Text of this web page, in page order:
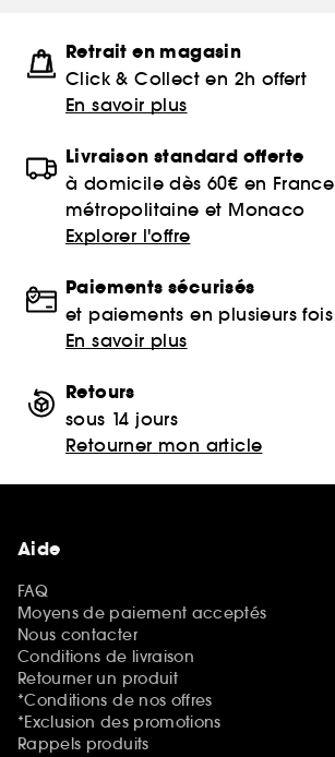
Retrait en magasin
Click & Collect en 2h offert
En savoir plus
Livraison standard offerte
à domicile dès 60€ en France
métropolitaine et Monaco
Explorer l'offre
Paiements sécurisés
et paiements en plusieurs fois
En savoir plus
Retours
sous 14 jours
Retourner mon article
Aide
FAQ
Moyens de paiement acceptés
Nous contacter
Conditions de livraison
Retourner un produit
*Conditions de nos offres
*Exclusion des promotions
Rappels produits